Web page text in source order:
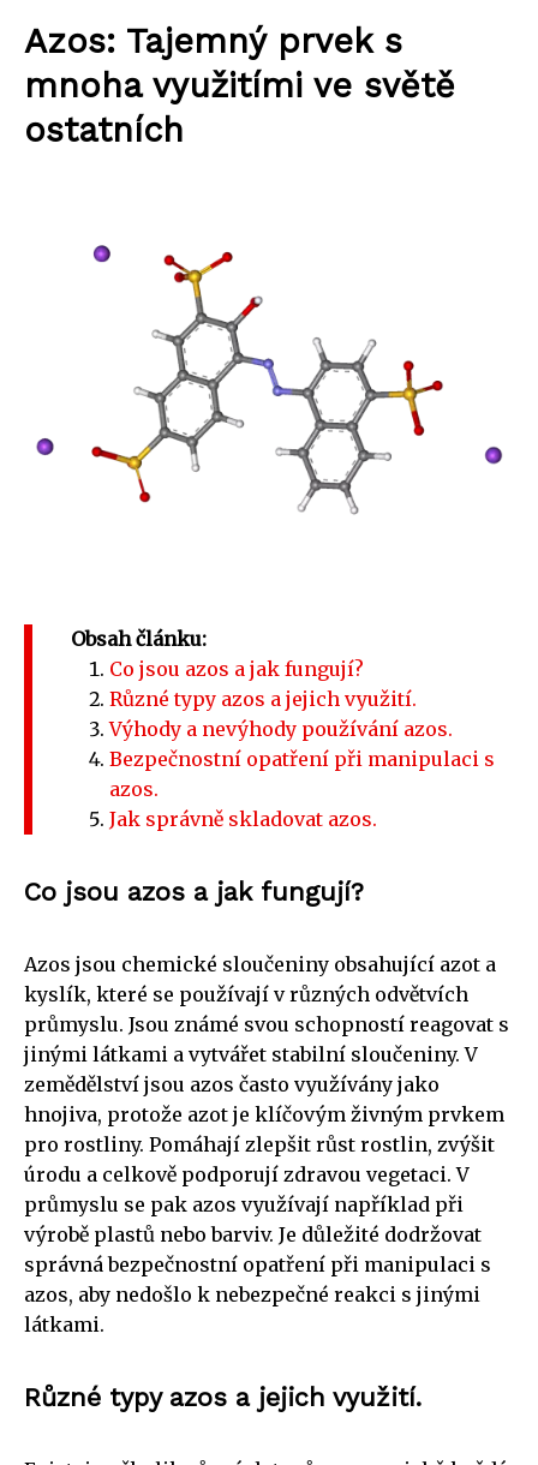
Azos: Tajemný prvek s
mnoha využitími ve světě
ostatních
Obsah článku:
Co jsou azos a jak fungují?
Různé typy azos a jejich využití.
Výhody a nevýhody používání azos.
Bezpečnostní opatření při manipulaci s
azos.
Jak správně skladovat azos.
Co jsou azos a jak fungují?
Azos jsou chemické sloučeniny obsahující azot a
kyslík, které se používají v různých odvětvích
průmyslu. Jsou známé svou schopností reagovat s
jinými látkami a vytvářet stabilní sloučeniny. V
zemědělství jsou azos často využívány jako
hnojiva, protože azot je klíčovým živným prvkem
pro rostliny. Pomáhají zlepšit růst rostlin, zvýšit
úrodu a celkově podporují zdravou vegetaci. V
průmyslu se pak azos využívají například při
výrobě plastů nebo barviv. Je důležité dodržovat
správná bezpečnostní opatření při manipulaci s
azos, aby nedošlo k nebezpečné reakci s jinými
látkami.
Různé typy azos a jejich využití.